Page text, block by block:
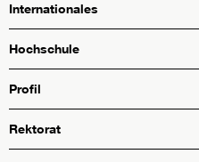
Internationales
Hochschule
Profil
Rektorat